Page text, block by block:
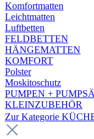
Komfortmatten
Leichtmatten
Luftbetten
FELDBETTEN
HÄNGEMATTEN
KOMFORT
Polster
Moskitoschutz
PUMPEN +
KLEINZUBEHÖR
Zur Kategorie